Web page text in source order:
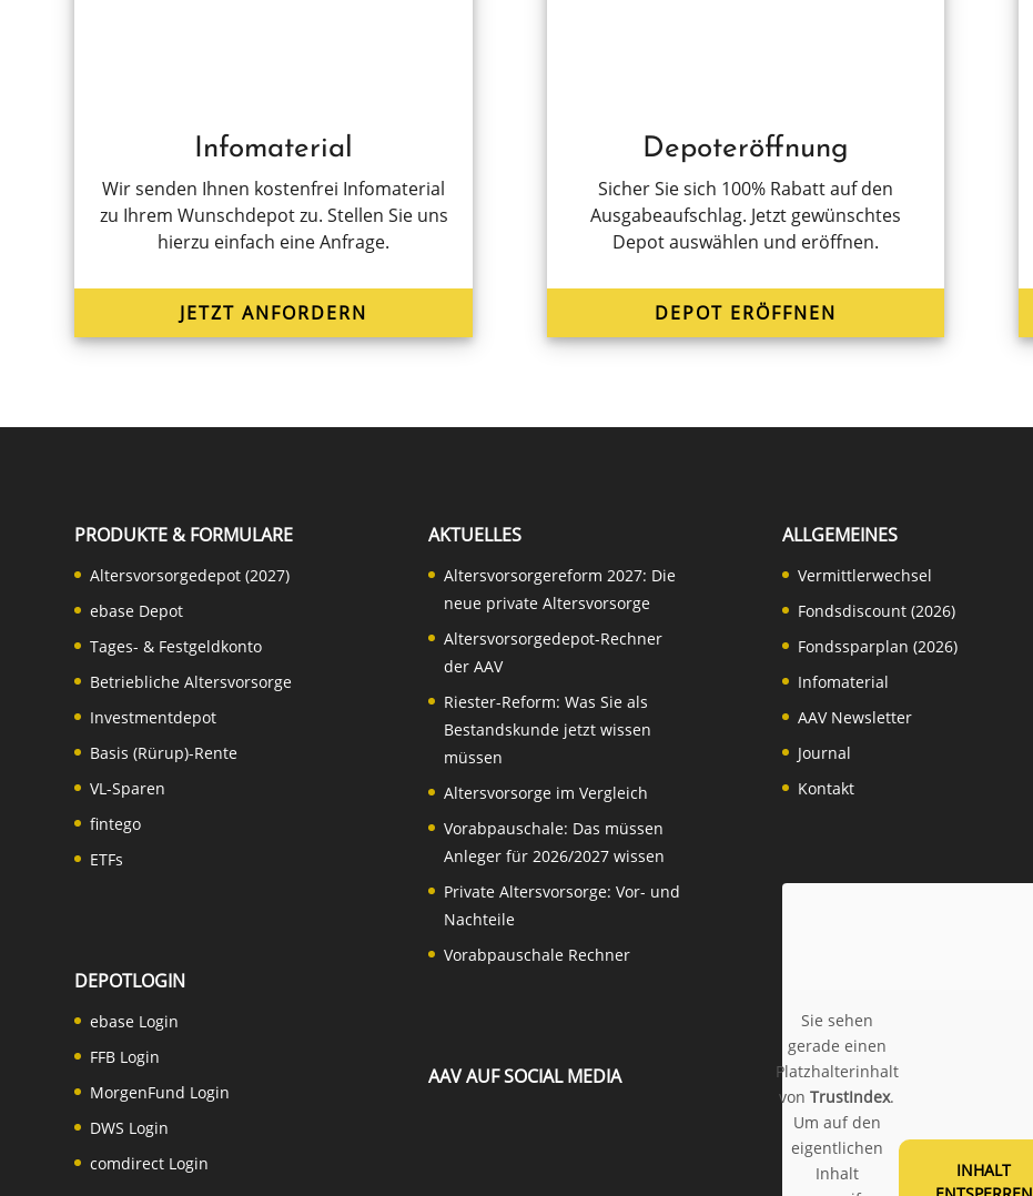
Infomaterial
Wir senden Ihnen kosten­frei Infoma­te­ri­al
zu Ihrem Wunsch­de­pot zu. Stellen Sie uns
hierzu einfach eine Anfrage.
JETZT ANFOR­DERN
Depoteröffnung
Sicher Sie sich 100% Rabatt auf den
Ausga­be­auf­schlag. Jetzt gewünsch­tes
Depot auswäh­len und eröffnen.
DEPOT ERÖFF­NEN
PRODUKTE & FORMULARE
Altersvorsorgedepot (2027)
ebase Depot
Tages- & Festgeldkonto
Betriebliche Altersvorsorge
Investmentdepot
Basis (Rürup)-Rente
VL-Sparen
fintego
ETFs
DEPOTLOGIN
ebase Login
FFB Login
MorgenFund Login
DWS Login
comdirect Login
AKTUELLES
Altersvorsorgereform 2027: Die
neue private Altersvorsorge
Altersvorsorgedepot-Rechner
der AAV
Riester-Reform: Was Sie als
Bestandskunde jetzt wissen
müssen
Altersvorsorge im Vergleich
Vorabpauschale: Das müssen
Anleger für 2026/2027 wissen
Private Altersvorsorge: Vor- und
Nachteile
Vorabpauschale Rechner
AAV AUF SOCIAL MEDIA
ALLGEMEINES
Vermittlerwechsel
Fondsdiscount (2026)
Fondssparplan (2026)
Infomaterial
AAV Newsletter
Journal
Kontakt
Sie sehen
gerade einen
Platzhalterinhalt
vonTrustIndex.
Um auf den
eigentlichen
Inhalt
INHALT